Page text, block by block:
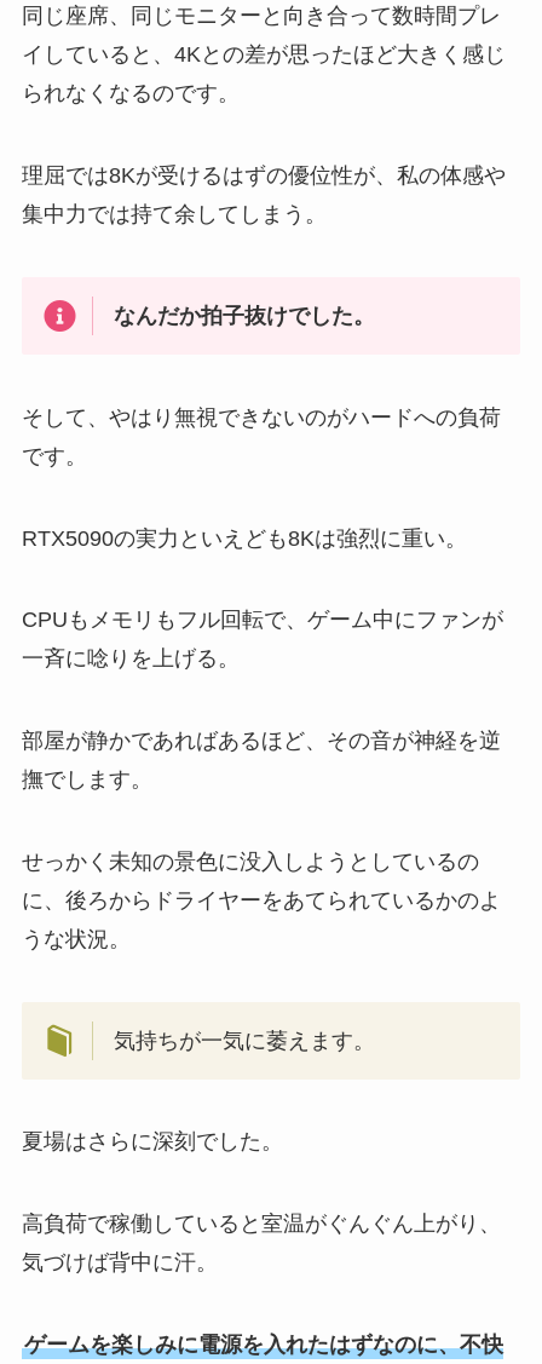
同じ座席、同じモニターと向き合って数時間プレ
イしていると、4Kとの差が思ったほど大きく感じ
られなくなるのです。
理屈では8Kが受けるはずの優位性が、私の体感や
集中力では持て余してしまう。
なんだか拍子抜けでした。
そして、やはり無視できないのがハードへの負荷
です。
RTX5090の実力といえども8Kは強烈に重い。
CPUもメモリもフル回転で、ゲーム中にファンが
一斉に唸りを上げる。
部屋が静かであればあるほど、その音が神経を逆
撫でします。
せっかく未知の景色に没入しようとしているの
に、後ろからドライヤーをあてられているかのよ
うな状況。
気持ちが一気に萎えます。
夏場はさらに深刻でした。
高負荷で稼働していると室温がぐんぐん上がり、
気づけば背中に汗。
ゲームを楽しみに電源を入れたはずなのに、不快